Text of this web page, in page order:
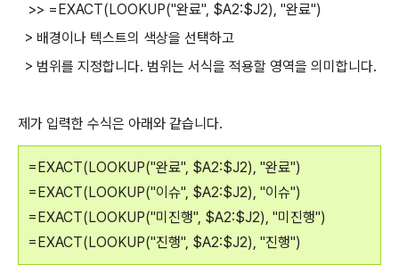
>> =EXACT(LOOKUP("완료", $A2:$J2), "완료")
> 배경이나 텍스트의 색상을 선택하고
> 범위를 지정합니다. 범위는 서식을 적용할 영역을 의미합니다.
제가 입력한 수식은 아래와 같습니다.
=EXACT(LOOKUP("완료", $A2:$J2), "완료")
=EXACT(LOOKUP("이슈", $A2:$J2), "이슈")
=EXACT(LOOKUP("미진행", $A2:$J2), "미진행")
=EXACT(LOOKUP("진행", $A2:$J2), "진행")